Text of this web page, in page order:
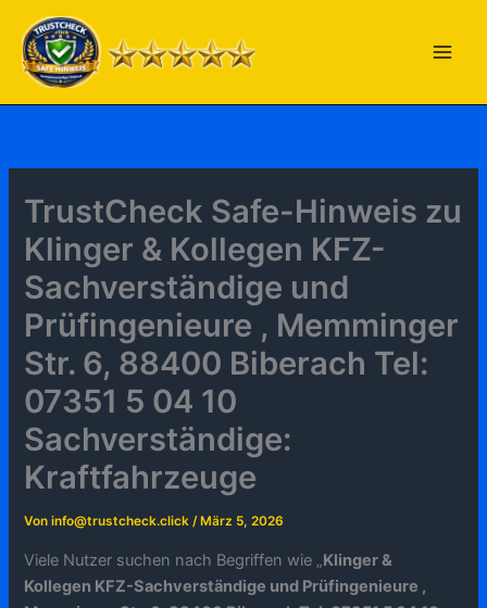
Inhalt
springen
TrustCheck Safe-Hinweis zu
Klinger & Kollegen KFZ-
Sachverständige und
Prüfingenieure , Memminger
Str. 6, 88400 Biberach Tel:
07351 5 04 10
Sachverständige:
Kraftfahrzeuge
Voninfo@trustcheck.click/ März 5, 2026
Viele Nutzer suchen nach Begriffen wie „Klinger &
Kollegen KFZ-Sachverständige und Prüfingenieure ,